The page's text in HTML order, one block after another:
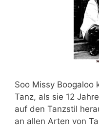
Soo Missy Boogaloo
Tanz, als sie 12
auf den Tanzstil
an allen Arten von